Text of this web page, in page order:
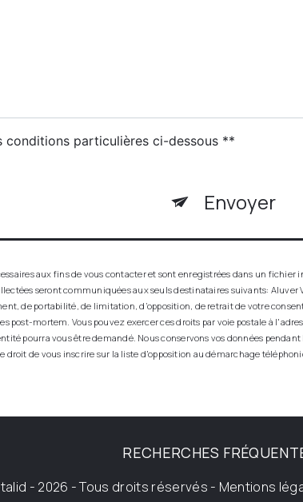
conditions particulières ci-dessous **
Envoyer
aux fins de vous contacter et sont enregistrées dans un
seront communiquées aux seuls destinataires suivants:
de portabilité, de limitation, d’opposition, de retrait de votre
post-mortem. Vous pouvez exercer ces droits par voie postale à
pourra vous être demandé. Nous conservons vos données
droit de vous inscrire sur la liste d'opposition au démarchage
RECHERCHES
- 2026 - Tous droits réservés - Mentions